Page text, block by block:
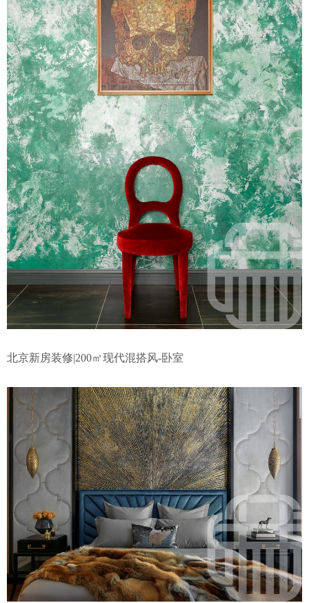
北京新房装修|200㎡现代混搭风-卧室